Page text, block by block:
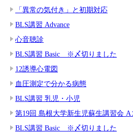
「異常の気付き」と初期対応
BLS講習 Advance
心音聴診
BLS講習 Basic ※〆切りました
12誘導心電図
血圧測定で分かる病態
BLS講習 乳児・小児
第19回 島根大学新生児蘇生講習会
BLS講習 Basic ※〆切りました